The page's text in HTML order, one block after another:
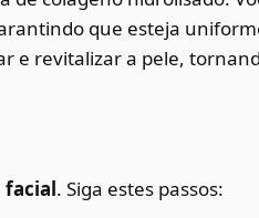
que esteja
e revitalizar a pele,
facial. Siga estes passos: